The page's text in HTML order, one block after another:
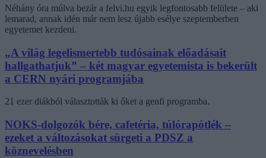
Néhány óra múlva bezár a felvi.hu egyik legfontosabb felülete – aki
lemarad, annak idén már nem lesz újabb esélye szeptemberben
egyetemet kezdeni.
„A világ legelismertebb tudósainak előadásait
hallgathatjuk” – két magyar egyetemista is bekerült
a CERN nyári programjába
21 ezer diákból választották ki őket a genfi programba.
NOKS-dolgozók bére, cafetéria, túlórapótlék –
ezeket a változásokat sürgeti a PDSZ a
köznevelésben